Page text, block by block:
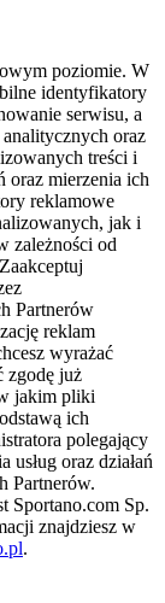
poziomie. W
identyfikatory
serwisu, a
oraz
treści i
oraz mierzenia ich
reklamowe
jak i
zależności od
Partnerów
reklam
wyrażać
zgodę już
jakim pliki
ich
polegający
oraz działań
Partnerów.
Sportano.com Sp.
znajdziesz w
.